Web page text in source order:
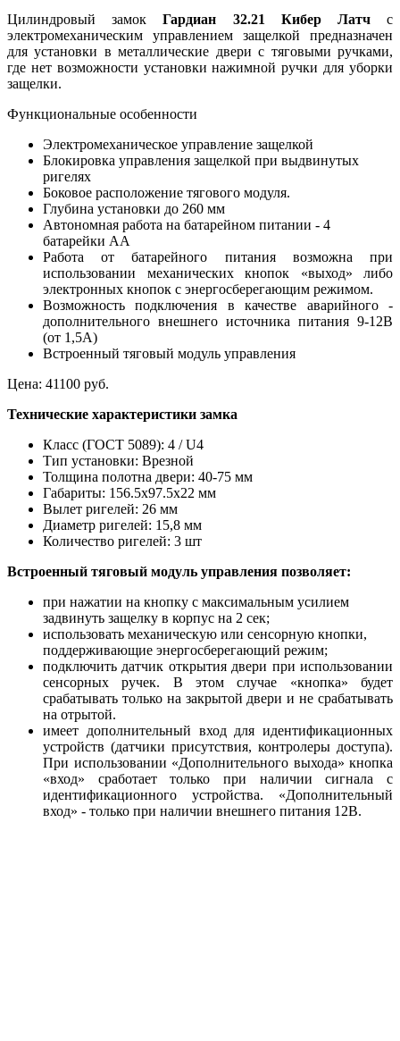
Цилиндровый замокГардиан 32.21 Кибер Латчс
электромеханическим управлением защелкой предназначен
для установки в металлические двери с тяговыми ручками,
где нет возможности установки нажимной ручки для уборки
защелки.
Функциональные особенности
Электромеханическое управление защелкой
Блокировка управления защелкой при выдвинутых
ригелях
Боковое расположение тягового модуля.
Глубина установки до 260 мм
Автономная работа на батарейном питании - 4
батарейки АА
Работа от батарейного питания возможна при
использовании механических кнопок «выход» либо
электронных кнопок с энергосберегающим режимом.
Возможность подключения в качестве аварийного -
дополнительного внешнего источника питания 9-12В
(от 1,5А)
Встроенный тяговый модуль управления
Цена: 41100 руб.
Технические характеристики замка
Класс (ГОСТ 5089): 4 / U4
Тип установки: Врезной
Толщина полотна двери: 40-75 мм
Габариты: 156.5х97.5х22 мм
Вылет ригелей: 26 мм
Диаметр ригелей: 15,8 мм
Количество ригелей: 3 шт
Встроенный тяговый модуль управления позволяет:
при нажатии на кнопку с максимальным усилием
задвинуть защелку в корпус на 2 сек;
использовать механическую или сенсорную кнопки,
поддерживающие энергосберегающий режим;
подключить датчик открытия двери при использовании
сенсорных ручек. В этом случае «кнопка» будет
срабатывать только на закрытой двери и не срабатывать
на отрытой.
имеет дополнительный вход для идентификационных
устройств (датчики присутствия, контролеры доступа).
При использовании «Дополнительного выхода» кнопка
«вход» сработает только при наличии сигнала с
идентификационного устройства. «Дополнительный
вход» - только при наличии внешнего питания 12В.